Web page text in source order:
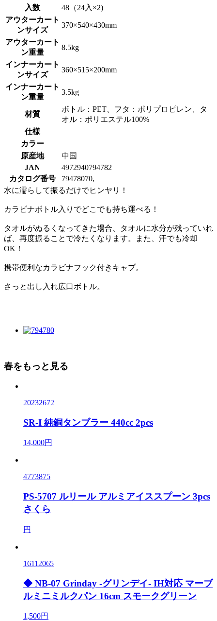
入数
48（24入×2)
アウターカート
ンサイズ
370×540×430mm
アウターカート
ン重量
8.5kg
インナーカート
ンサイズ
360×515×200mm
インナーカート
ン重量
3.5kg
材質
ボトル：PET、フタ：ポリプロピレン、タ
オル：ポリエステル100%
仕様
カラー
原産地
中国
JAN
4972940794782
カタログ番号
79478070,
水に濡らして振るだけでヒンヤリ！
カラビナボトル入りでどこでも持ち運べる！
タオルがぬるくなってきた場合、タオルに水分が残っていれ
ば、再度振ることで冷たくなります。また、汗でも冷却
OK！
携帯便利なカラビナフック付きキャプ。
さっと出し入れ広口ボトル。
春をもっと見る
20232672
SR-I 純銅タンブラー 440cc 2pcs
14,000円
4773875
PS-5707 ルリール アルミアイススプーン 3pcs
さくら
円
16112065
◆ NB-07 Grinday -グリンデイ- IH対応 マーブ
ルミニミルクパン 16cm スモークグリーン
1,500円